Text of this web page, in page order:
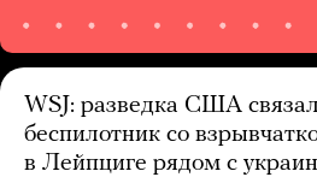
WSJ: разведка США
беспилотник со
в Лейпциге рядом с